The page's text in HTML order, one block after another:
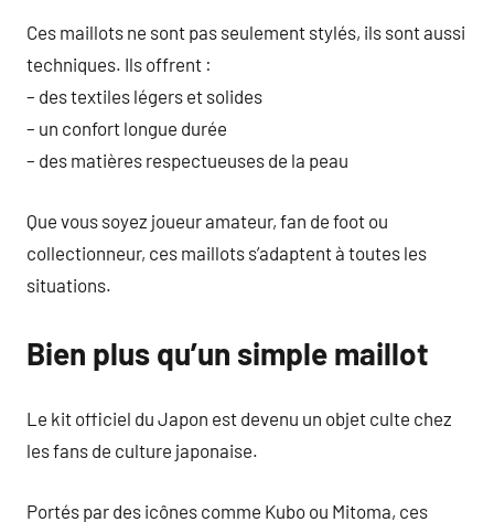
Ces maillots ne sont pas seulement stylés, ils sont aussi
techniques. Ils offrent :
– des textiles légers et solides
– un confort longue durée
– des matières respectueuses de la peau
Que vous soyez joueur amateur, fan de foot ou
collectionneur, ces maillots s’adaptent à toutes les
situations.
Bien plus qu’un simple maillot
Le kit officiel du Japon est devenu un objet culte chez
les fans de culture japonaise.
Portés par des icônes comme Kubo ou Mitoma, ces